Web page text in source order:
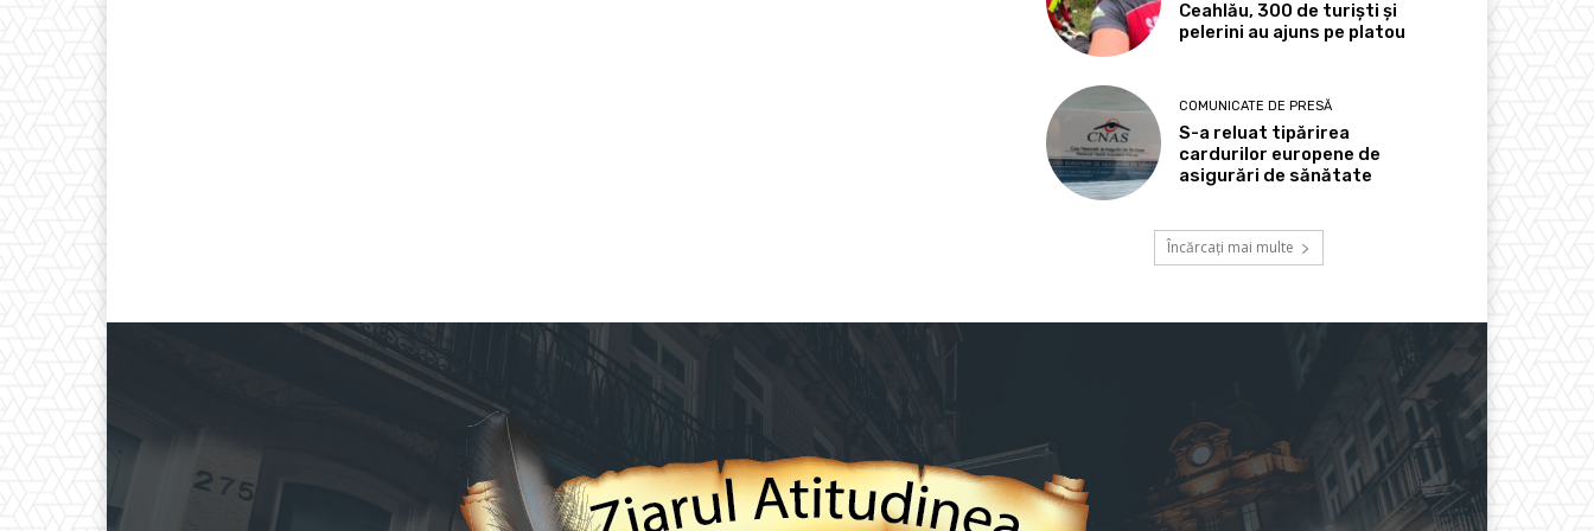
Ceahlău, 300 de turiști și
pelerini au ajuns pe platou
COMUNICATE DE PRESĂ
S-a reluat tipărirea
cardurilor europene de
asigurări de sănătate
Încărcați mai multe